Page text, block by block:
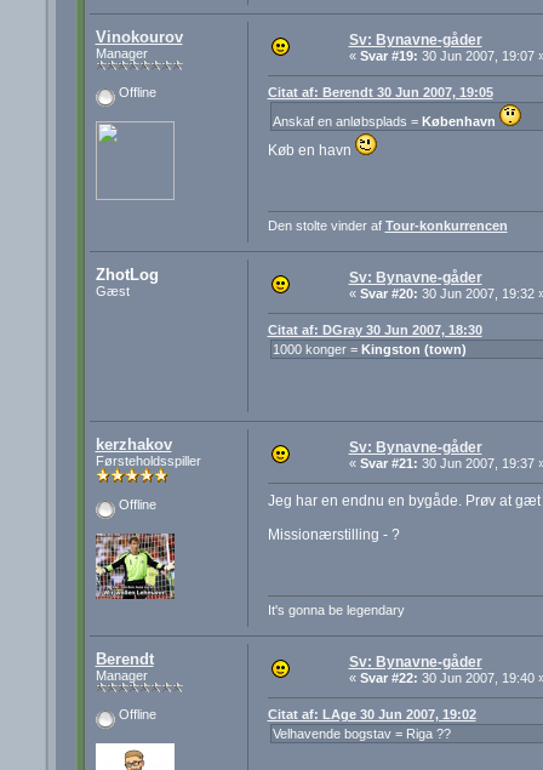
Vinokourov
Manager
Offline
Sv: Bynavne-gåder
« Svar #19: 30 Jun 2007, 19:07
Citat af: Berendt 30 Jun 2007, 19:05
Anskaf en anløbsplads = København
Køb en havn
Den stolte vinder af Tour-konkurrencen
ZhotLog
Gæst
Sv: Bynavne-gåder
« Svar #20: 30 Jun 2007, 19:32
Citat af: DGray 30 Jun 2007, 18:30
1000 konger =Kingston (town)
kerzhakov
Førsteholdsspiller
Offline
Sv: Bynavne-gåder
« Svar #21: 30 Jun 2007, 19:37
Jeg har en endnu en bygåde. Prøv at gæt
Missionærstilling - ?
It's gonna be legendary
Berendt
Manager
Offline
Sv: Bynavne-gåder
« Svar #22: 30 Jun 2007, 19:40
Citat af: LAge 30 Jun 2007, 19:02
Velhavende bogstav = Riga ??